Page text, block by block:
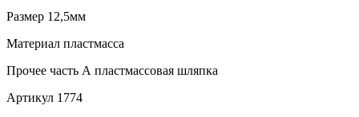
Размер 12,5мм
Материал пластмасса
Прочее часть А пластмассовая шляпка
Артикул 1774